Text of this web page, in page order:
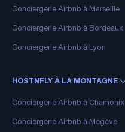
Conciergerie Airbnb à Marseille
Conciergerie Airbnb à Bordeaux
Conciergerie Airbnb à Lyon
HOSTNFLY À LA MONTAGNE
Conciergerie Airbnb à Chamonix
Conciergerie Airbnb à Megève